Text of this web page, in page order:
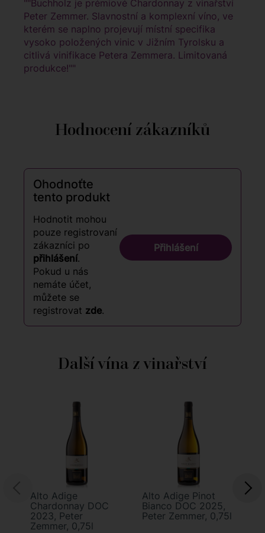
""Buchholz je prémiové Chardonnay z vinařství
Peter Zemmer. Slavnostní a komplexní víno, ve
kterém se naplno projevují místní specifika
vysoko položených vinic v Jižním Tyrolsku a
citlivá vinifikace Petera Zemmera. Limitovaná
produkce!""
Hodnocení zákazníků
Ohodnoťte
tento produkt
Hodnotit mohou
pouze registrovaní
zákazníci po
přihlášení.
Pokud u nás
nemáte účet,
můžete se
registrovat zde.
Přihlášení
Další vína z vinařství
Alto Adige
Chardonnay DOC
2023, Peter
Zemmer, 0,75l
Alto Adige Pinot
Bianco DOC 2025,
Peter Zemmer, 0,75l